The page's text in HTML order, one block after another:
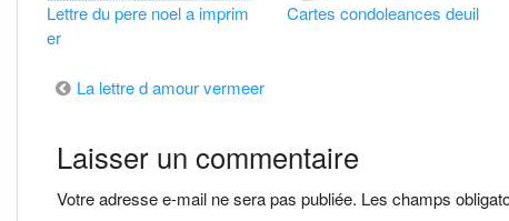
Lettre du pere noel a imprim
er
Cartes condoleances deuil
Navigation
de
l’article
La lettre d amour vermeer
Laisser un commentaire
Votre adresse e-mail ne sera pas publiée. Les champs